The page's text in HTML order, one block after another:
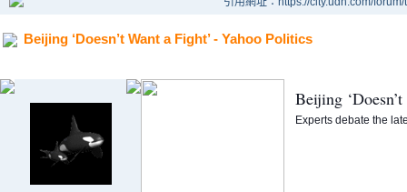
Beijing ‘Doesn’t Want a Fight’ - Yahoo Politics
Beijing
Experts debate the